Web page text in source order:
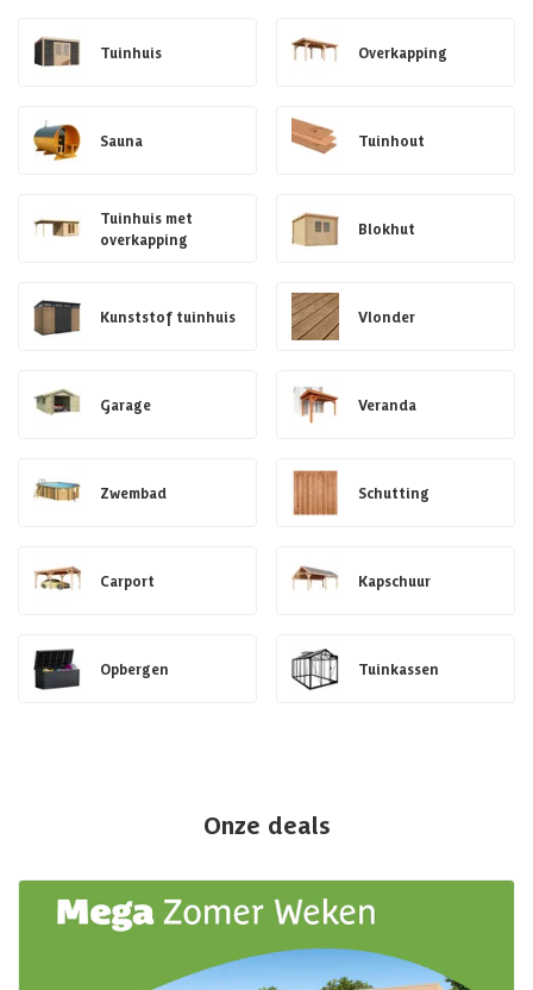
Tuinhuis Overkapping
Sauna Tuinhout
Tuinhuis met
overkapping
Blokhut
Kunststof tuinhuis Vlonder
Garage Veranda
Zwembad Schutting
Carport Kapschuur
Opbergen Tuinkassen
Onze deals